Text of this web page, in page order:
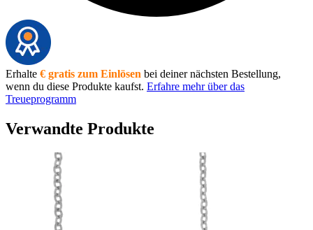
Erhalte € gratis zum Einlösen bei deiner nächsten Bestellung,
wenn du diese Produkte kaufst. Erfahre mehr über das
Treueprogramm
Verwandte Produkte